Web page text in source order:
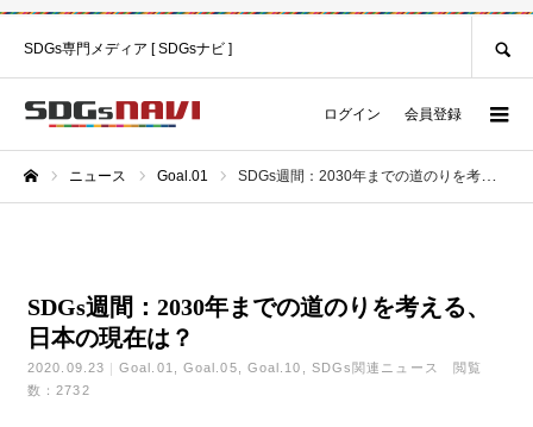
SDGs専門メディア [ SDGsナビ ]
ログイン 会員登録
ニュース Goal.01 SDGs週間：2030年までの道のりを考える、日本の現在は？
SDGs週間：2030年までの道のりを考える、
日本の現在は？
2020.09.23 Goal.01 Goal.05 Goal.10 SDGs関連ニュース
閲覧
数：2732